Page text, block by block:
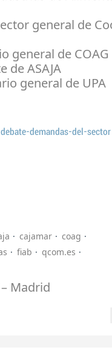
general de
general de COAG
de ASAJA
general de UPA
demandas-del-sector
cajamar
coag
fiab
qcom.es
Madrid